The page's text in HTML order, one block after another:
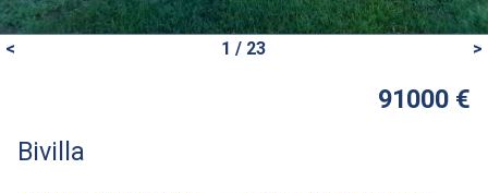
< 1 / 23 >
91000 €
Bivilla